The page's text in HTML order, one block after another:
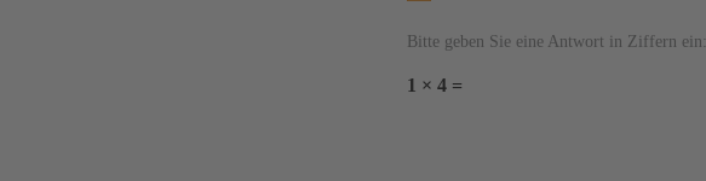
Bitte geben Sie eine Antwort in Ziffern ein:
1 × 4 =